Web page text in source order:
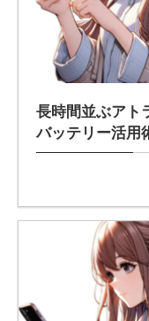
長時間並ぶアト
バッテリー活用